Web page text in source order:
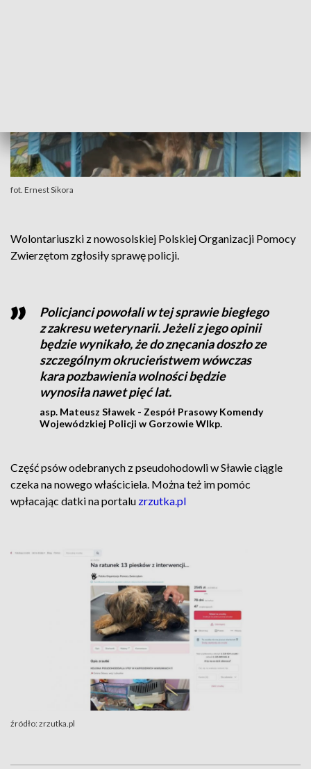
fot. Ernest Sikora
Wolontariuszki z nowosolskiej Polskiej Organizacji Pomocy
Zwierzętom zgłosiły sprawę policji.
Policjanci powołali w tej sprawie biegłego
z zakresu weterynarii. Jeżeli z jego opinii
będzie wynikało, że do znęcania doszło ze
szczególnym okrucieństwem wówczas
kara pozbawienia wolności będzie
wynosiła nawet pięć lat.
asp. Mateusz Sławek - Zespół Prasowy Komendy
Wojewódzkiej Policji w Gorzowie Wlkp.
Część psów odebranych z pseudohodowli w Sławie ciągle
czeka na nowego właściciela. Można też im pomóc
wpłacając datki na portalu zrzutka.pl
źródło: zrzutka.pl